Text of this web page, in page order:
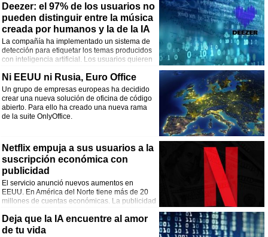
Deezer: el 97% de los usuarios no
pueden distinguir entre la música
creada por humanos y la de la IA
La compañía ha implementado un sistema de
detección para etiquetar los temas producidos
con inteligencia artificial. Los usuarios quieren
Ni EEUU ni Rusia, Euro Office
Un grupo de empresas europeas ha decidido
crear una nueva solución de oficina de código
abierto. Para ello ha creado una nueva rama
de la suite OnlyOffice.
Netflix empuja a sus usuarios a la
suscripción económica con
publicidad
El servicio anunció nuevos aumentos en
EEUU. En América del Norte tiene más de 20
millones de cuentas económicas. La publicidad
ingresos para un empresa que cada vez invierte más en su programación.
Deja que la IA encuentre al amor
de tu vida